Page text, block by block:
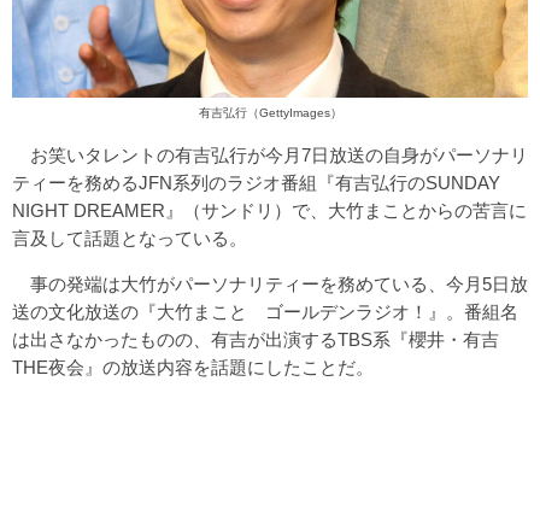
有吉弘行（GettyImages）
お笑いタレントの有吉弘行が今月7日放送の自身がパーソナリ
ティーを務めるJFN系列のラジオ番組『有吉弘行のSUNDAY
NIGHT DREAMER』（サンドリ）で、大竹まことからの苦言に
言及して話題となっている。
事の発端は大竹がパーソナリティーを務めている、今月5日放
送の文化放送の『大竹まこと ゴールデンラジオ！』。番組名
は出さなかったものの、有吉が出演するTBS系『櫻井・有吉
THE夜会』の放送内容を話題にしたことだ。